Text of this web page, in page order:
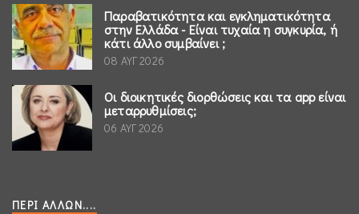
Παραβατικότητα και εγκληματικότητα
στην Ελλάδα - Είναι τυχαία η συγκυρία, ή
κάτι άλλο συμβαίνει ;
08 ΑΥΓ 2026
Οι διοικητικές διορθώσεις και τα app είναι
μεταρρυθμίσεις;
06 ΑΥΓ 2026
ΠΕΡΊ ΆΛΛΩΝ....